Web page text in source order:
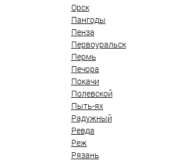
Орск
Пангоды
Пенза
Первоуральск
Пермь
Печора
Покачи
Полевской
Пыть-ях
Радужный
Ревда
Реж
Рязань